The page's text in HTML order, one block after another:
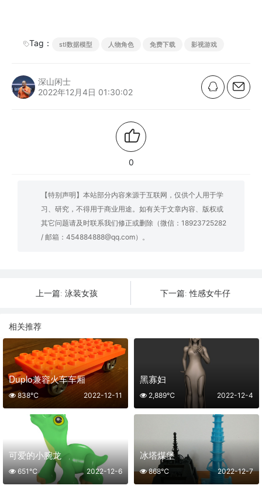
Tag： stl数据模型 人物角色 免费下载 影视游戏
深山闲士
2022年12月4日 01:30:02
0
【特别声明】本站部分内容来源于互联网，仅供个人用于学
习、研究，不得用于商业用途。如有关于文章内容、版权或
其它问题请及时联系我们修正或删除（微信：18923725282
/ 邮箱：454884888@qq.com）。
上一篇: 泳装女孩 下一篇: 性感女牛仔
相关推荐
Duplo兼容火车车厢
2022-12-11
838℃
黑寡妇
2022-12-4
2,889℃
可爱的小腕龙
2022-12-6
651℃
冰塔煤堡
2022-12-7
868℃